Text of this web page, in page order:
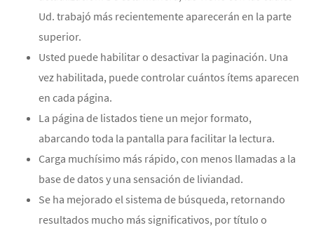
Ud. trabajó más recientemente aparecerán en la parte
superior.
Usted puede habilitar o desactivar la paginación. Una
vez habilitada, puede controlar cuántos ítems aparecen
en cada página.
La página de listados tiene un mejor formato,
abarcando toda la pantalla para facilitar la lectura.
Carga muchísimo más rápido, con menos llamadas a la
base de datos y una sensación de liviandad.
Se ha mejorado el sistema de búsqueda, retornando
resultados mucho más significativos, por título o